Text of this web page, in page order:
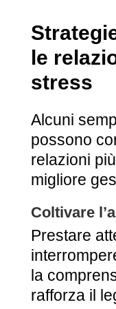
le
stress
Alcuni
possono
relazioni
migliore
Coltivare
Prestare
la
rafforza il